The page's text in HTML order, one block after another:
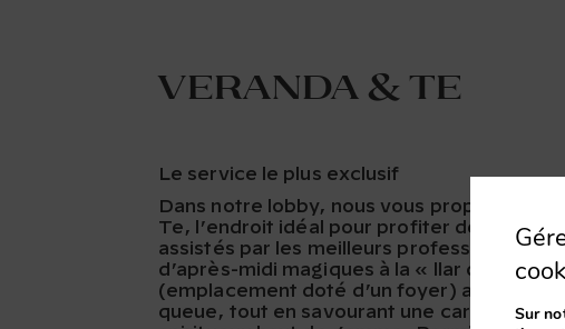
Veranda & Te
Le service le plus exclusif
Dans notre lobby, nous vous proposons
Te, l’endroit idéal pour profiter de
assistés par les meilleurs professionnels.
d’après-midi magiques à la « llar de foc »
(emplacement doté d’un foyer) avec un
queue, tout en savourant une carte
Sur